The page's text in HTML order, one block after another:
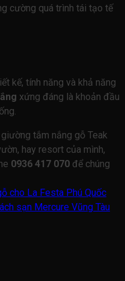
cường quá trình tái tạo tế
kế, tính năng và khả năng
xứng đáng là khoản đầu
tắm nắng gỗ Teak
hay resort của mình,
0936 417 070 để chúng
cho La Festa Phú Quốc
sạn Mercure Vũng Tàu